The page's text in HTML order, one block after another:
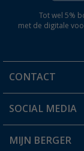
Tot wel 5%
met de digitale
CONTACT
Een vraag?
Winkel vinden
SOCIAL MEDIA
MIJN BERGER